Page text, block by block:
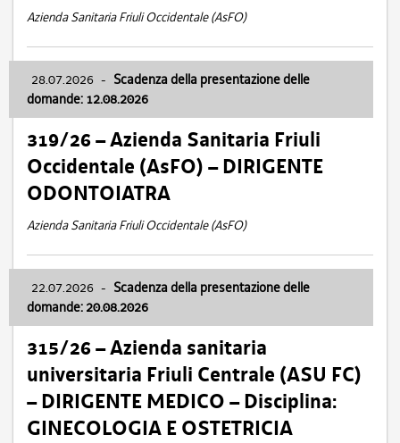
Azienda Sanitaria Friuli Occidentale (AsFO)
28.07.2026 - Scadenza della presentazione delle
domande: 12.08.2026
319/26 – Azienda Sanitaria Friuli
Occidentale (AsFO) – DIRIGENTE
ODONTOIATRA
Azienda Sanitaria Friuli Occidentale (AsFO)
22.07.2026 - Scadenza della presentazione delle
domande: 20.08.2026
315/26 – Azienda sanitaria
universitaria Friuli Centrale (ASU FC)
– DIRIGENTE MEDICO – Disciplina:
GINECOLOGIA E OSTETRICIA